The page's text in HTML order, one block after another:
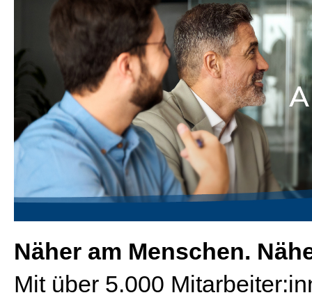
Näher am Menschen.
Mit über 5.000